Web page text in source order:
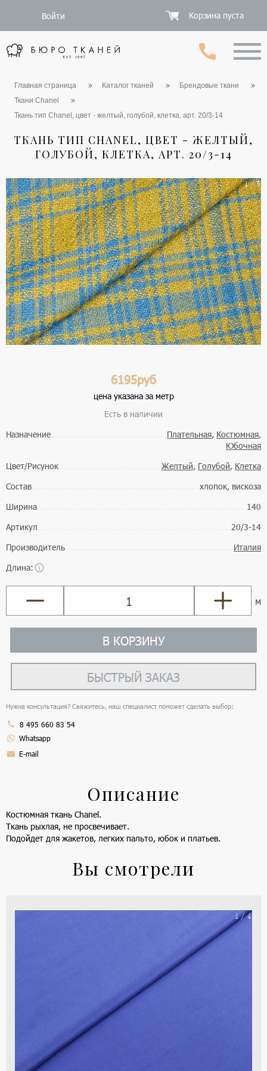
Войти Корзина пуста
Главная страница Каталог тканей
Брендовые ткани
Ткани Chanel
Ткань тип Chanel, цвет - желтый, голубой, клетка, арт. 20/3-14
ТКАНЬ ТИП CHANEL, ЦВЕТ - ЖЕЛТЫЙ,
ГОЛУБОЙ, КЛЕТКА, АРТ. 20/3-14
1 / 5
6195руб
цена указана за метр
Есть в наличии
Назначение
Плательная, Костюмная,
Юбочная
Цвет/Рисунок
Желтый, Голубой, Клетка
Состав
хлопок, вискоза
Ширина
140
Артикул
20/3-14
Производитель
Италия
Длина:
м
В КОРЗИНУ
БЫСТРЫЙ ЗАКАЗ
Нужна консультация? Свяжитесь, наш специалист поможет сделать выбор:
8 495 660 83 54
Whatsapp
E-mail
Описание
Костюмная ткань Chanel.
Ткань рыхлая, не просвечивает.
Подойдет для жакетов, легких пальто, юбок и платьев.
Вы смотрели
1 / 4